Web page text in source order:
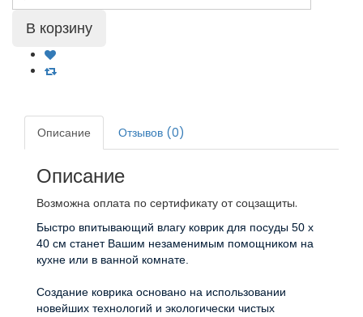
Описание Отзывов (0)
Описание
Возможна оплата по сертификату от соцзащиты.
Быстро впитывающий влагу коврик для посуды 50 х
40 см станет Вашим незаменимым помощником на
кухне или в ванной комнате.
Создание коврика основано на использовании
новейших технологий и экологически чистых